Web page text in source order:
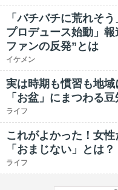
「バチバチに荒れそ
プロデュース始動」
ファンの反発”とは
イケメン
実は時期も慣習も地域
「お盆」にまつわる
ライフ
これがよかった！女
「おまじない」とは？
ライフ